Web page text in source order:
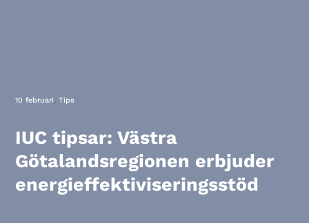
10 februari,Tips
IUC tipsar: Västra
Götalandsregionen erbjuder
energieffektiviseringsstöd